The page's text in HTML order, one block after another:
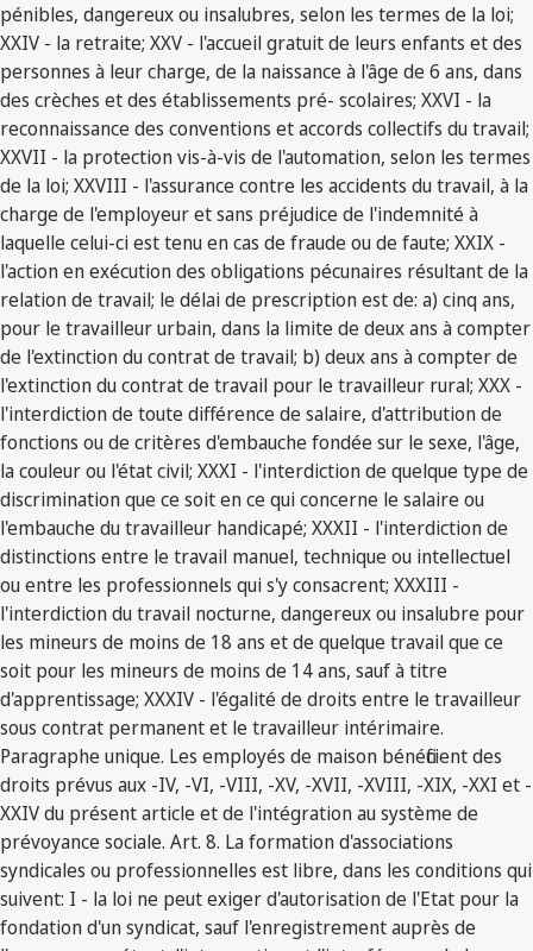
pénibles, dangereux ou insalubres, selon les termes de la loi;
XXIV - la retraite; XXV - l'accueil gratuit de leurs enfants et des
personnes à leur charge, de la naissance à l'âge de 6 ans, dans
des crèches et des établissements pré- scolaires; XXVI - la
reconnaissance des conventions et accords collectifs du travail;
XXVII - la protection vis-à-vis de l'automation, selon les termes
de la loi; XXVIII - l'assurance contre les accidents du travail, à la
charge de l'employeur et sans préjudice de l'indemnité à
laquelle celui-ci est tenu en cas de fraude ou de faute; XXIX -
l'action en exécution des obligations pécunaires résultant de la
relation de travail; le délai de prescription est de: a) cinq ans,
pour le travailleur urbain, dans la limite de deux ans à compter
de l'extinction du contrat de travail; b) deux ans à compter de
l'extinction du contrat de travail pour le travailleur rural; XXX -
l'interdiction de toute différence de salaire, d'attribution de
fonctions ou de critères d'embauche fondée sur le sexe, l'âge,
la couleur ou l'état civil; XXXI - l'interdiction de quelque type de
discrimination que ce soit en ce qui concerne le salaire ou
l'embauche du travailleur handicapé; XXXII - l'interdiction de
distinctions entre le travail manuel, technique ou intellectuel
ou entre les professionnels qui s'y consacrent; XXXIII -
l'interdiction du travail nocturne, dangereux ou insalubre pour
les mineurs de moins de 18 ans et de quelque travail que ce
soit pour les mineurs de moins de 14 ans, sauf à titre
d'apprentissage; XXXIV - l'égalité de droits entre le travailleur
sous contrat permanent et le travailleur intérimaire.
Paragraphe unique. Les employés de maison bénéficient des
droits prévus aux -IV, -VI, -VIII, -XV, -XVII, -XVIII, -XIX, -XXI et -
XXIV du présent article et de l'intégration au système de
prévoyance sociale. Art. 8. La formation d'associations
syndicales ou professionnelles est libre, dans les conditions qui
suivent: I - la loi ne peut exiger d'autorisation de l'Etat pour la
fondation d'un syndicat, sauf l'enregistrement auprès de